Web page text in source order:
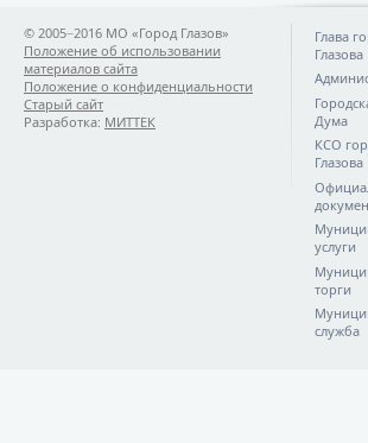
© 2005−2016 МО «Город Глазов»
Положение об использовании
материалов сайта
Положение о конфиденциальности
Старый сайт
Разработка: МИТТЕК
Глава
Глазова
Дума
КСО
Глазова
услуги
торги
служба